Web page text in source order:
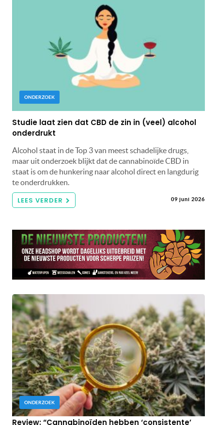
ONDERZOEK
Studie laat zien dat CBD de zin in (veel) alcohol
onderdrukt
Alcohol staat in de Top 3 van meest schadelijke drugs,
maar uit onderzoek blijkt dat de cannabinoïde CBD in
staat is om de hunkering naar alcohol direct en langdurig
te onderdrukken.
LEES VERDER 09 juni 2026
ONDERZOEK
Review: “Cannabinoïden hebben ‘consistente’